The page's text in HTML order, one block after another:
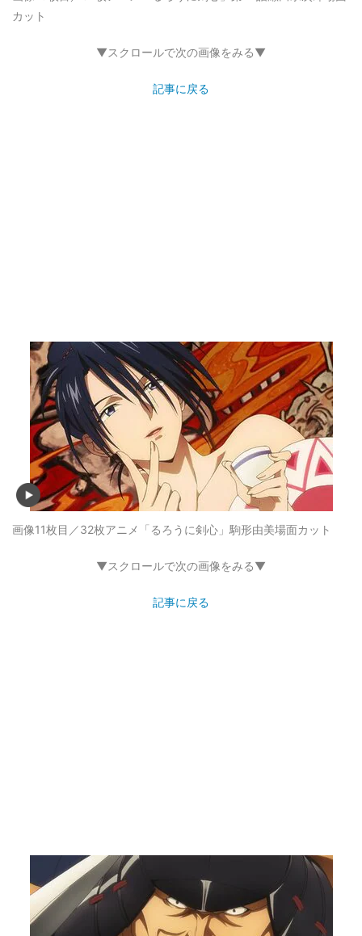
カット
▼スクロールで次の画像をみる▼
記事に戻る
画像11枚目／32枚アニメ「るろうに剣心」駒形由美場面カット
▼スクロールで次の画像をみる▼
記事に戻る